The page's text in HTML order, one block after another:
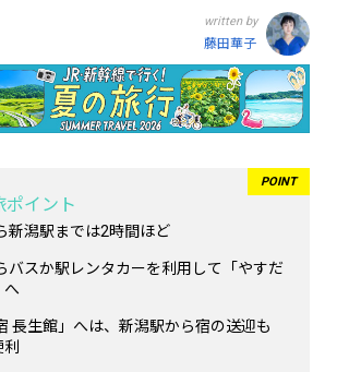
written by
藤田華子
ポイント
新潟駅までは2時間ほど
バスか駅レンタカーを利用して「やすだ
へ
長生館」へは、新潟駅から宿の送迎も